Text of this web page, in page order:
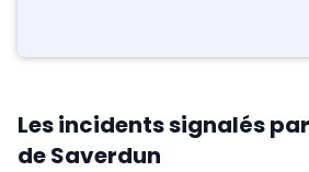
Les incidents signalés
de Saverdun